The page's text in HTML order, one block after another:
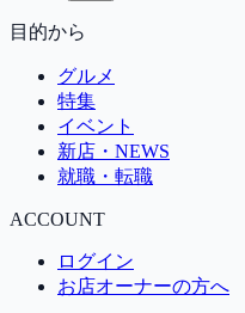
目的から
グルメ
特集
イベント
新店・NEWS
就職・転職
ACCOUNT
ログイン
お店オーナーの方へ